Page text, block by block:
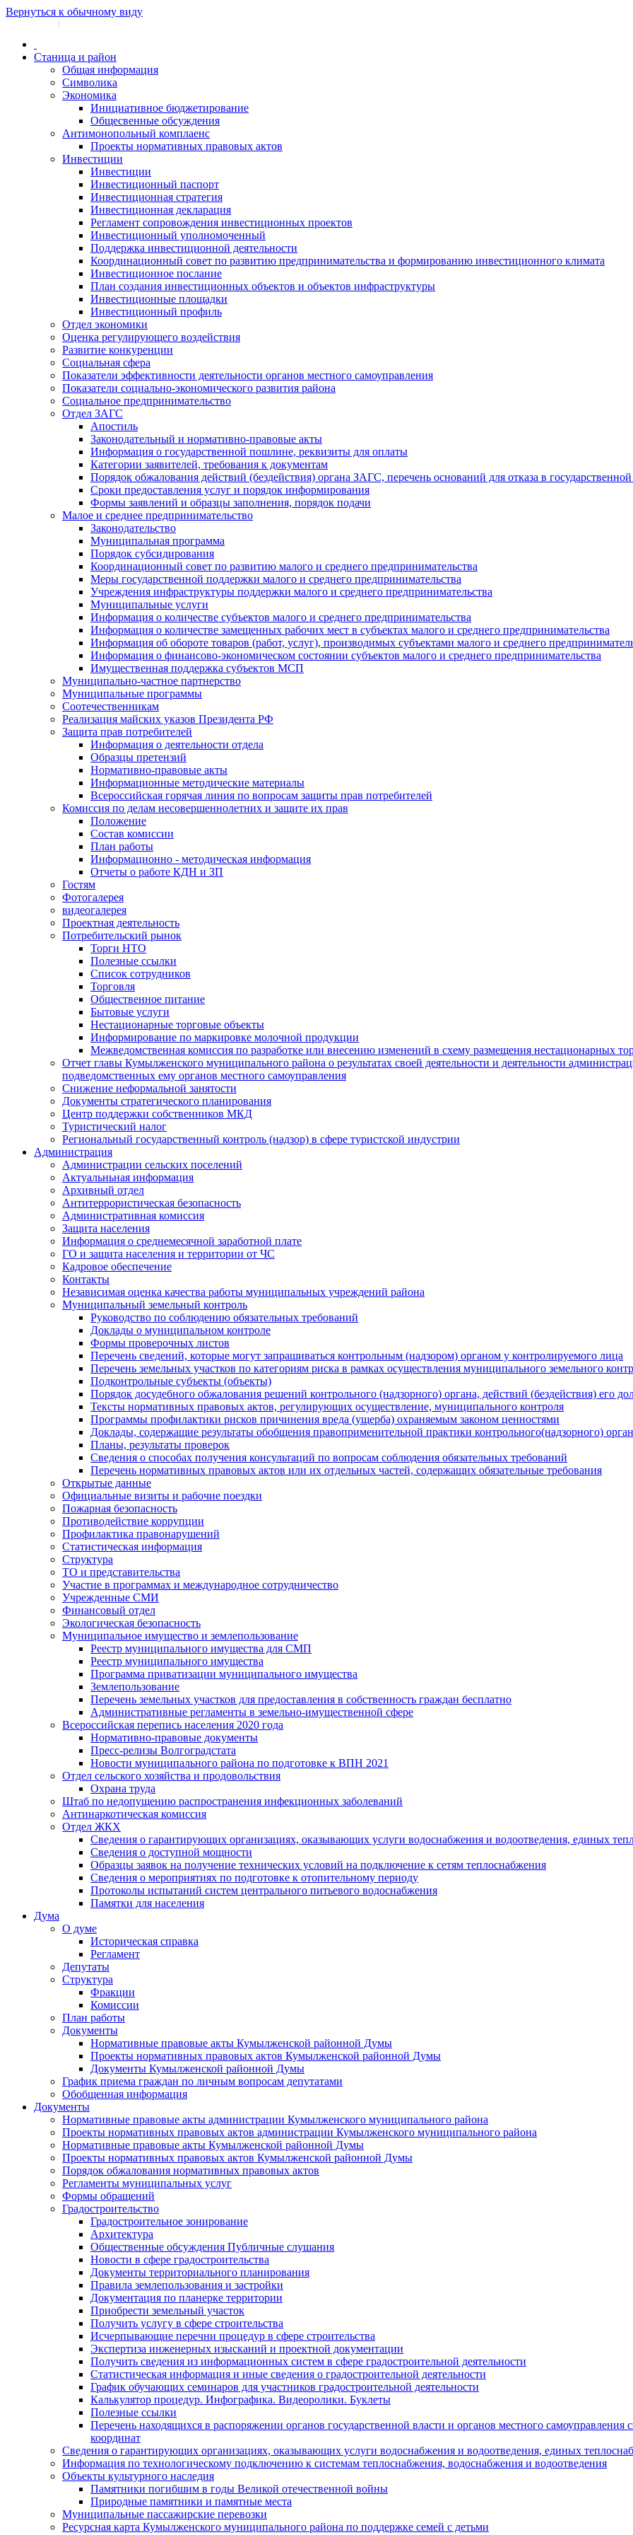
Вернуться к обычному виду
|
Станица и район
Общая информация
Символика
Экономика
Инициативное бюджетирование
Общесвенные обсуждения
Антимонопольный комплаенс
Проекты нормативных правовых актов
Инвестиции
Инвестиции
Инвестиционный паспорт
Инвестиционная стратегия
Инвестиционная декларация
Регламент сопровождения инвестиционных проектов
Инвестиционный уполномоченный
Поддержка инвестиционной деятельности
Координационный совет по развитию предпринимательства и формированию инвестиционного климата
Инвестиционное послание
План создания инвестиционных объектов и объектов инфраструктуры
Инвестиционные площадки
Инвестиционный профиль
Отдел экономики
Оценка регулирующего воздействия
Развитие конкуренции
Социальная сфера
Показатели эффективности деятельности органов местного самоуправления
Показатели социально-экономического развития района
Социальное предпринимательство
Отдел ЗАГС
Апостиль
Законодательный и нормативно-правовые акты
Информация о государственной пошлине, реквизиты для оплаты
Категории заявителей, требования к документам
Порядок обжалования действий (бездействия) органа ЗАГС, перечень оснований для отказа в
Сроки предоставления услуг и порядок информирования
Формы заявлений и образцы заполнения, порядок подачи
Малое и среднее предпринимательство
Законодательство
Муниципальная программа
Порядок субсидирования
Координационный совет по развитию малого и среднего предпринимательства
Меры государственной поддержки малого и среднего предпринимательства
Учреждения инфраструктуры поддержки малого и среднего предпринимательства
Муниципальные услуги
Информация о количестве субъектов малого и среднего предпринимательства
Информация о количестве замещенных рабочих мест в субъектах малого и среднего предпринимательства
Информация об обороте товаров (работ, услуг), производимых субъектами малого и среднего
Информация о финансово-экономическом состоянии субъектов малого и среднего предпринимательства
Имущественная поддержка субъектов МСП
Муниципально-частное партнерство
Муниципальные программы
Соотечественникам
Реализация майских указов Президента РФ
Защита прав потребителей
Информация о деятельности отдела
Образцы претензий
Нормативно-правовые акты
Информационные методические материалы
Всероссийская горячая линия по вопросам защиты прав потребителей
Комиссия по делам несовершеннолетних и защите их прав
Положение
Состав комиссии
План работы
Информационно - методическая информация
Отчеты о работе КДН и ЗП
Гостям
Фотогалерея
видеогалерея
Проектная деятельность
Потребительский рынок
Торги НТО
Полезные ссылки
Список сотрудников
Торговля
Общественное питание
Бытовые услуги
Нестационарные торговые объекты
Информирование по маркировке молочной продукции
Межведомственная комиссия по разработке или внесению изменений в схему размещения нестационарных
Отчет главы Кумылженского муниципального района о результатах своей деятельности и деятельности
подведомственных ему органов местного самоуправления
Снижение неформальной занятости
Документы стратегического планирования
Центр поддержки собственников МКД
Туристический налог
Региональный государственный контроль (надзор) в сфере туристской индустрии
Администрация
Администрации сельских поселений
Актуальньная информация
Архивный отдел
Антитеррористическая безопасность
Административная комиссия
Защита населения
Информация о среднемесячной заработной плате
ГО и защита населения и территории от ЧС
Кадровое обеспечение
Контакты
Независимая оценка качества работы муниципальных учреждений района
Муниципальный земельный контроль
Руководство по соблюдению обязательных требований
Доклады о муниципальном контроле
Формы проверочных листов
Перечень сведений, которые могут запрашиваться контрольным (надзором) органом у контролируемого лица
Перечень земельных участков по категориям риска в рамках осуществления муниципального земельного
Подконтрольные субъекты (объекты)
Порядок досудебного обжалования решений контрольного (надзорного) органа, действий (бездействия) его
Тексты нормативных правовых актов, регулирующих осуществление, муниципального контроля
Программы профилактики рисков причинения вреда (ущерба) охраняемым законом ценностями
Доклады, содержащие результаты обобщения правоприменительной практики контрольного(надзорного)
Планы, результаты проверок
Сведения о способах получения консультаций по вопросам соблюдения обязательных требований
Перечень нормативных правовых актов или их отдельных частей, содержащих обязательные требования
Открытые данные
Официальные визиты и рабочие поездки
Пожарная безопасность
Противодействие коррупции
Профилактика правонарушений
Статистическая информация
Структура
ТО и представительства
Участие в программах и международное сотрудничество
Учрежденные СМИ
Финансовый отдел
Экологическая безопасность
Муниципальное имущество и землепользование
Реестр муниципального имущества для СМП
Реестр муниципального имущества
Программа приватизации муниципального имущества
Землепользование
Перечень земельных участков для предоставления в собственность граждан бесплатно
Административные регламенты в земельно-имущественной сфере
Всероссийская перепись населения 2020 года
Нормативно-правовые документы
Пресс-релизы Волгоградстата
Новости муниципального района по подготовке к ВПН 2021
Отдел сельского хозяйства и продовольствия
Охрана труда
Штаб по недопущению распространения инфекционных заболеваний
Антинаркотическая комиссия
Отдел ЖКХ
Сведения о гарантирующих организациях, оказывающих услуги водоснабжения и водоотведения, единых
Сведения о доступной мощности
Образцы заявок на получение технических условий на подключение к сетям теплоснабжения
Сведения о мероприятиях по подготовке к отопительному периоду
Протоколы испытаний систем центрального питьевого водоснабжения
Памятки для населения
Дума
О думе
Историческая справка
Регламент
Депутаты
Структура
Фракции
Комиссии
План работы
Документы
Нормативные правовые акты Кумылженской районной Думы
Проекты нормативных правовых актов Кумылженской районной Думы
Документы Кумылженской районной Думы
График приема граждан по личным вопросам депутатами
Обобщенная информация
Документы
Нормативные правовые акты администрации Кумылженского муниципального района
Проекты нормативных правовых актов администрации Кумылженского муниципального района
Нормативные правовые акты Кумылженской районной Думы
Проекты нормативных правовых актов Кумылженской районной Думы
Порядок обжалования нормативных правовых актов
Регламенты муниципальных услуг
Формы обращений
Градостроительство
Градостроительное зонирование
Архитектура
Общественные обсуждения Публичные слушания
Новости в сфере градостроительства
Документы территориального планирования
Правила землепользования и застройки
Документация по планерке территории
Приобрести земельный участок
Получить услугу в сфере строительства
Исчерпывающие перечни процедур в сфере строительства
Экспертиза инженерных изысканий и проектной документации
Получить сведения из информационных систем в сфере градостроительной деятельности
Статистическая информация и иные сведения о градостроительной деятельности
График обучающих семинаров для участников градостроительной деятельности
Калькулятор процедур. Инфографика. Видеоролики. Буклеты
Полезные ссылки
Перечень находящихся в распоряжении органов государственной власти и органов местного
координат
Сведения о гарантирующих организациях, оказывающих услуги водоснабжения и водоотведения, единых
Информация по технологическому подключению к системам теплоснабжения, водоснабжения и водоотведения
Объекты культурного наследия
Памятники погибшим в годы Великой отечественной войны
Природные памятники и памятные места
Муниципальные пассажирские перевозки
Ресурсная карта Кумылженского муниципального района по поддержке семей с детьми